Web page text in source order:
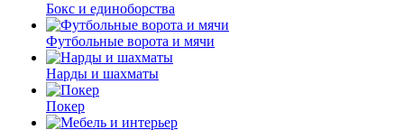
Бокс и единоборства
Футбольные ворота и мячи
Нарды и шахматы
Покер